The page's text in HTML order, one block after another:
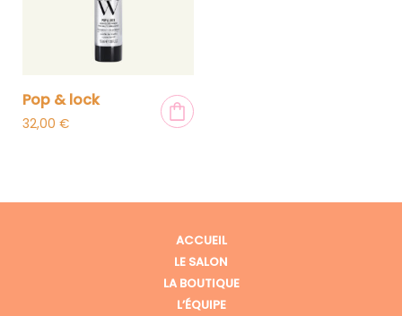
pop & lock
32,00 €
ACCUEIL
LE SALON
LA BOUTIQUE
L’ÉQUIPE